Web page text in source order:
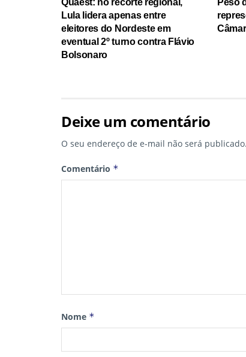
Quaest: no recorte regional,
Lula lidera apenas entre
eleitores do Nordeste em
eventual 2º turno contra Flávio
Bolsonaro
Peso
Deixe um comentário
O seu endereço de e-mail não será publicado.
Comentário *
Nome *